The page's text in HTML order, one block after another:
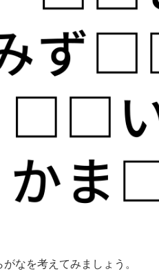
なを考えてみましょう。